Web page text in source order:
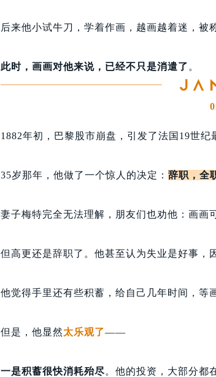
后来他小试牛刀，学着作画，越画越着迷，被
此时，画画对他来说，已经不只是消遣了 。
1882年初，巴黎股市崩盘，引发了法国19世
35岁那年，他做了一个惊人的决定： 辞职，全
妻子梅特完全无法理解，朋友们也劝他：画画
但高更还是辞职了。他甚至认为失业是好事，
他觉得手里还有些积蓄，给自己几年时间，等
但是，他显然太乐观了——
一是积蓄很快消耗殆尽。 他的投资，大部分都